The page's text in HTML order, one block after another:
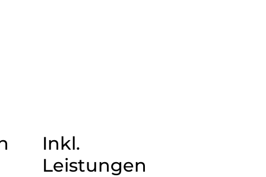
Inkl.
Leistungen